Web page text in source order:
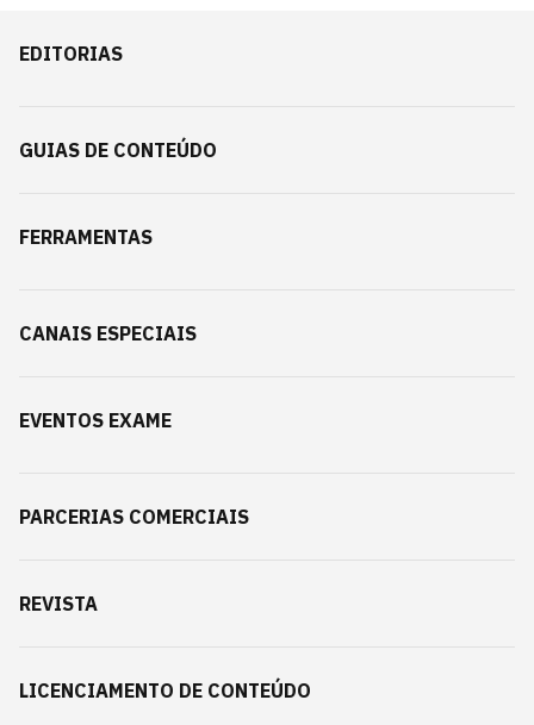
EDITORIAS
GUIAS DE CONTEÚDO
FERRAMENTAS
CANAIS ESPECIAIS
EVENTOS EXAME
PARCERIAS COMERCIAIS
REVISTA
LICENCIAMENTO DE CONTEÚDO